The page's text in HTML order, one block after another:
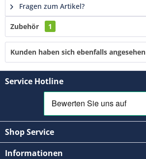
Senden
Fragen zum Artikel?
Zubehör 1
Kunden haben sich ebenfalls angesehen
Service Hotline
Shop Service
Informationen